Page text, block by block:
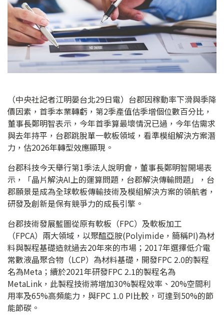
（中央社記者江明晏台北29日電）台郡因稼動率下滑與季降
價因素，首季本業轉虧，第2季產值估季增個位數百分比，
董事長鄭明智表示，今年首季算最壞情況已過，今年估需求
與去年持平，台郡跳脫單一軟板領域，看準模組解決方案潛
力，估2026年轉型效應顯現。
台郡科技今天舉行第1季法人說明會，董事長鄭明智開場表
示，「晶片解決AI上的運算問題，台郡解決傳輸問題」，台
郡願景是成為全球軟板傳輸技術及模組解決方案的領航者，
研發及創新是保有競爭力的成長引擎。
台郡技術發展藍圖從原有軟板（FPC）及軟板加工
（FPCA）兩大領域，以聚醯亞胺(Polyimide，簡稱PI)為材
料與製程基礎造就過去20年來的市場；2017年選擇低介電
常數液晶聚合物（LCP）為材料基礎，開發FPC 2.0的製程
名為Meta；續於2021年研發FPC 2.1的製程名為
MetaLink，此製程技術將增加30%製程效率、20%空間利
用率及65%高頻能力，與FPC 1.0 PI比較，可達到50%的節
能節碳。